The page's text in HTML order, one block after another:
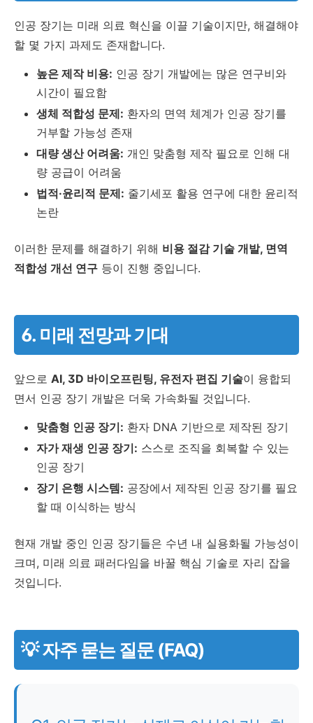
인공 장기는 미래 의료 혁신을 이끌 기술이지만, 해결해야
할 몇 가지 과제도 존재합니다.
높은 제작 비용: 인공 장기 개발에는 많은 연구비와
시간이 필요함
생체 적합성 문제: 환자의 면역 체계가 인공 장기를
거부할 가능성 존재
대량 생산 어려움: 개인 맞춤형 제작 필요로 인해 대
량 공급이 어려움
법적·윤리적 문제: 줄기세포 활용 연구에 대한 윤리적
논란
이러한 문제를 해결하기 위해 비용 절감 기술 개발, 면역
적합성 개선 연구 등이 진행 중입니다.
6. 미래 전망과 기대
앞으로 AI, 3D 바이오프린팅, 유전자 편집 기술이 융합되
면서 인공 장기 개발은 더욱 가속화될 것입니다.
맞춤형 인공 장기: 환자 DNA 기반으로 제작된 장기
자가 재생 인공 장기: 스스로 조직을 회복할 수 있는
인공 장기
장기 은행 시스템: 공장에서 제작된 인공 장기를 필요
할 때 이식하는 방식
현재 개발 중인 인공 장기들은 수년 내 실용화될 가능성이
크며, 미래 의료 패러다임을 바꿀 핵심 기술로 자리 잡을
것입니다.
💡 자주 묻는 질문 (FAQ)